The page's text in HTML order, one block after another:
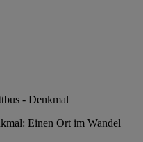
Einen Ort im Wandel